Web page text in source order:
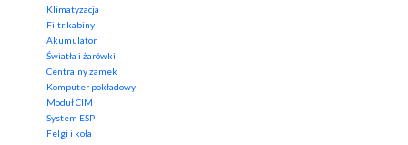
Klimatyzacja
Filtr kabiny
Akumulator
Światła i żarówki
Centralny zamek
Komputer pokładowy
Moduł CIM
System ESP
Felgi i koła